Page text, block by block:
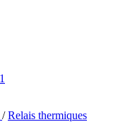
/ Relais thermiques